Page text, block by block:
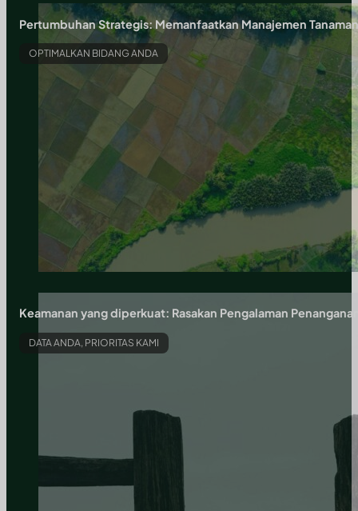
Pertumbuhan Strategis: Memanfaatkan Manajemen
OPTIMALKAN BIDANG ANDA
Keamanan yang diperkuat: Rasakan Pengalaman
DATA ANDA, PRIORITAS KAMI